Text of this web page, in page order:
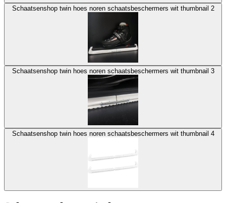
Schaatsenshop twin hoes noren schaatsbeschermers wit thumbnail 2
Schaatsenshop twin hoes noren schaatsbeschermers wit thumbnail 3
Schaatsenshop twin hoes noren schaatsbeschermers wit thumbnail 4